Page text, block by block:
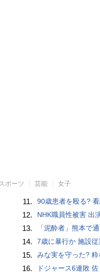
ポーツ 芸能 女子
11. 90歳患者を殴る?
12. NHK職員性被害 出
13. 「泥酔者」熊本で
14. 7歳に暴行か 施設
15. みな実を守った?
16. ドジャース6連敗